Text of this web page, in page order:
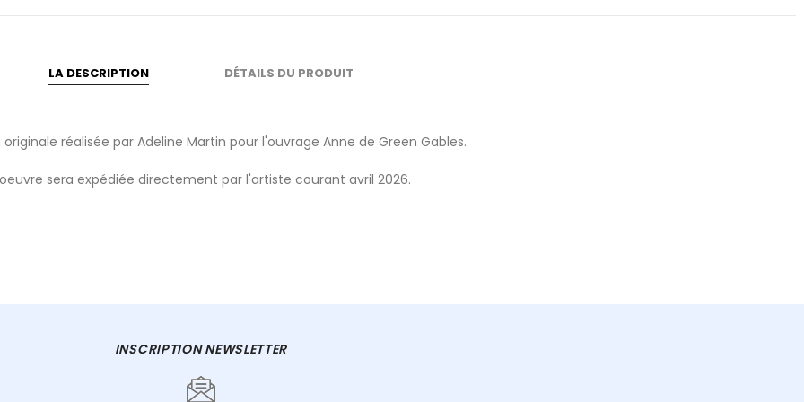
LA DESCRIPTION DÉTAILS DU PRODUIT
réalisée par Adeline Martin pour l'ouvrage Anne de Green Gables.
sera expédiée directement par l'artiste courant avril 2026.
INSCRIPTION NEWSLETTER